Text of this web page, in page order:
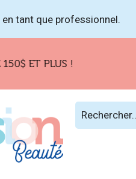
tant que professionnel.
PLUS !